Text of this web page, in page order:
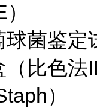
球菌鉴定
（比色法
）